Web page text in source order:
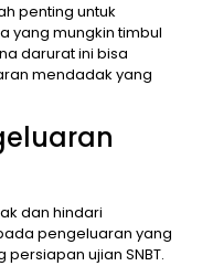
penting untuk
yang mungkin timbul
darurat ini bisa
mendadak yang
dan hindari
pengeluaran yang
ujian SNBT.